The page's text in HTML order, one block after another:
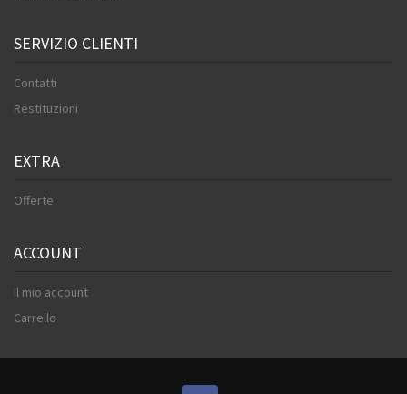
SERVIZIO CLIENTI
Contatti
Restituzioni
EXTRA
Offerte
ACCOUNT
Il mio account
Carrello